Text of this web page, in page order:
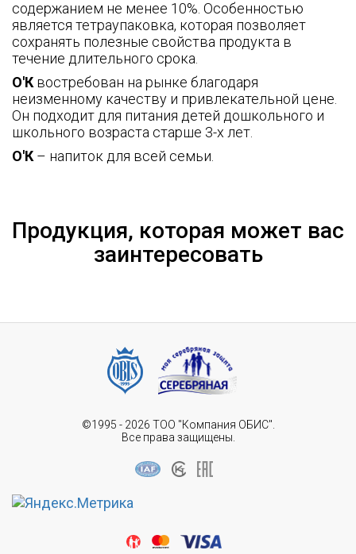
содержанием не менее 10%. Особенностью
является тетраупаковка, которая позволяет
сохранять полезные свойства продукта в
течение длительного срока.
О'К востребован на рынке благодаря
неизменному качеству и привлекательной цене.
Он подходит для питания детей дошкольного и
школьного возраста старше 3-х лет.
О'К – напиток для всей семьи.
Продукция, которая может вас
заинтересовать
©1995 - 2026 ТОО "Компания ОБИС".
Все права защищены.